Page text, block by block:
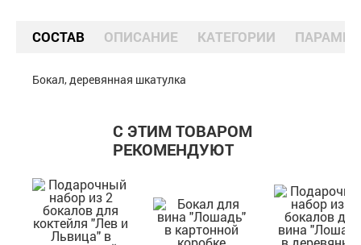
СОСТАВ ОПИСАНИЕ КАТЕГОРИИ
Бокал, деревянная шкатулка
С ЭТИМ ТОВАРОМ
РЕКОМЕНДУЮТ